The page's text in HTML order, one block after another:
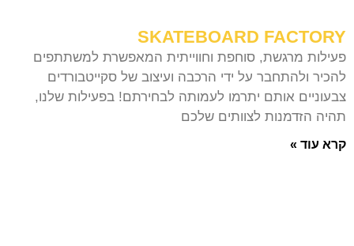
SKATEBOARD FACTORY
פעילות מרגשת, סוחפת וחווייתית המאפשרת למשתתפים
להכיר ולהתחבר על ידי הרכבה ועיצוב של סקייטבורדים
צבעוניים אותם יתרמו לעמותה לבחירתם! בפעילות שלנו,
תהיה הזדמנות לצוותים שלכם
קרא עוד »